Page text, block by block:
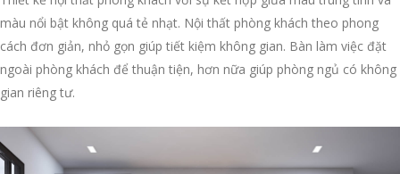
màu nổi bật không quá tẻ nhạt. Nội thất phòng khách theo phong
cách đơn giản, nhỏ gọn giúp tiết kiệm không gian. Bàn làm việc đặt
ngoài phòng khách để thuận tiện, hơn nữa giúp phòng ngủ có không
gian riêng tư.